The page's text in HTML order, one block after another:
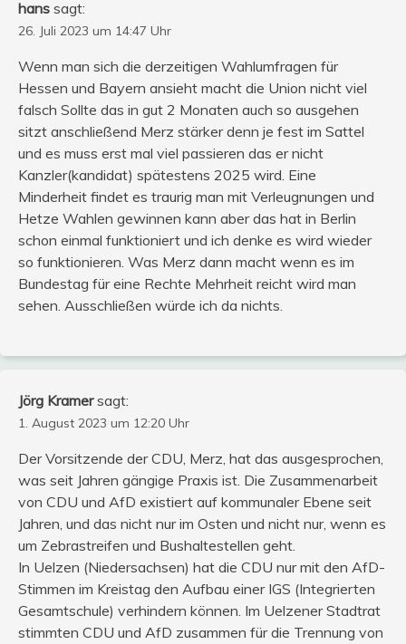
hans sagt:
26. Juli 2023 um 14:47 Uhr
Wenn man sich die derzeitigen Wahlumfragen für
Hessen und Bayern ansieht macht die Union nicht viel
falsch Sollte das in gut 2 Monaten auch so ausgehen
sitzt anschließend Merz stärker denn je fest im Sattel
und es muss erst mal viel passieren das er nicht
Kanzler(kandidat) spätestens 2025 wird. Eine
Minderheit findet es traurig man mit Verleugnungen und
Hetze Wahlen gewinnen kann aber das hat in Berlin
schon einmal funktioniert und ich denke es wird wieder
so funktionieren. Was Merz dann macht wenn es im
Bundestag für eine Rechte Mehrheit reicht wird man
sehen. Ausschließen würde ich da nichts.
Jörg Kramer sagt:
1. August 2023 um 12:20 Uhr
Der Vorsitzende der CDU, Merz, hat das ausgesprochen,
was seit Jahren gängige Praxis ist. Die Zusammenarbeit
von CDU und AfD existiert auf kommunaler Ebene seit
Jahren, und das nicht nur im Osten und nicht nur, wenn es
um Zebrastreifen und Bushaltestellen geht.
In Uelzen (Niedersachsen) hat die CDU nur mit den AfD-
Stimmen im Kreistag den Aufbau einer IGS (Integrierten
Gesamtschule) verhindern können. Im Uelzener Stadtrat
stimmten CDU und AfD zusammen für die Trennung von